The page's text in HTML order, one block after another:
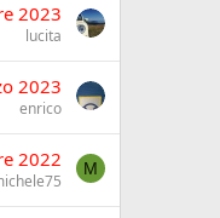
2023
lucita
2023
enrico
2022 M